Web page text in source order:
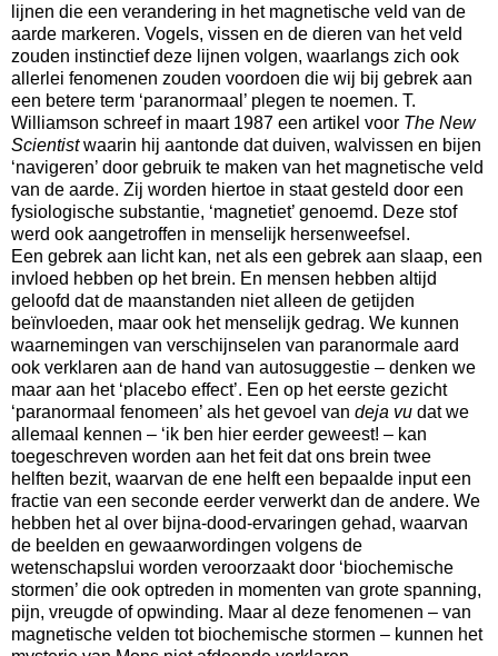
lijnen die een verandering in het magnetische veld van de
aarde markeren. Vogels, vissen en de dieren van het veld
zouden instinctief deze lijnen volgen, waarlangs zich ook
allerlei fenomenen zouden voordoen die wij bij gebrek aan
een betere term ‘paranormaal’ plegen te noemen. T.
Williamson schreef in maart 1987 een artikel voor The New
Scientistwaarin hij aantonde dat duiven, walvissen en bijen
‘navigeren’ door gebruik te maken van het magnetische veld
van de aarde. Zij worden hiertoe in staat gesteld door een
fysiologische substantie, ‘magnetiet’ genoemd. Deze stof
werd ook aangetroffen in menselijk hersenweefsel.
Een gebrek aan licht kan, net als een gebrek aan slaap, een
invloed hebben op het brein. En mensen hebben altijd
geloofd dat de maanstanden niet alleen de getijden
beïnvloeden, maar ook het menselijk gedrag. We kunnen
waarnemingen van verschijnselen van paranormale aard
ook verklaren aan de hand van autosuggestie – denken we
maar aan het ‘placebo effect’. Een op het eerste gezicht
‘paranormaal fenomeen’ als het gevoel van deja vu dat we
allemaal kennen – ‘ik ben hier eerder geweest! – kan
toegeschreven worden aan het feit dat ons brein twee
helften bezit, waarvan de ene helft een bepaalde input een
fractie van een seconde eerder verwerkt dan de andere. We
hebben het al over bijna-dood-ervaringen gehad, waarvan
de beelden en gewaarwordingen volgens de
wetenschapslui worden veroorzaakt door ‘biochemische
stormen’ die ook optreden in momenten van grote spanning,
pijn, vreugde of opwinding. Maar al deze fenomenen – van
magnetische velden tot biochemische stormen – kunnen het